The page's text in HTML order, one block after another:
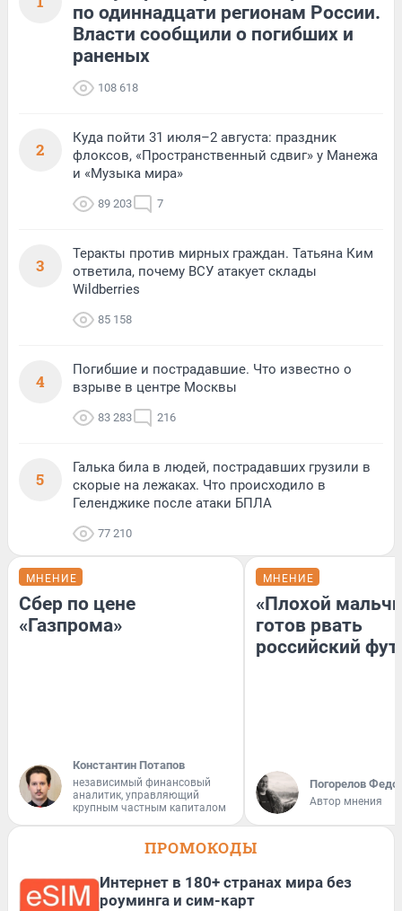
по одиннадцати регионам России.
Власти сообщили о погибших и
раненых
108 618
2
Куда пойти 31 июля–2 августа: праздник
флоксов, «Пространственный сдвиг» у Манежа
и «Музыка мира»
89 203 7
3
Теракты против мирных граждан. Татьяна Ким
ответила, почему ВСУ атакует склады
Wildberries
85 158
4
Погибшие и пострадавшие. Что известно о
взрыве в центре Москвы
83 283 216
5
Галька била в людей, пострадавших грузили в
скорые на лежаках. Что происходило в
Геленджике после атаки БПЛА
77 210
МНЕНИЕ
Сбер по цене
«Газпрома»
Константин Потапов
независимый финансовый
аналитик, управляющий
крупным частным капиталом
МНЕНИЕ
«Плохой
готов рвать
российский
Погорелов
Автор мнения
ПРОМОКОДЫ
Интернет в 180+ странах мира без
роуминга и сим-карт